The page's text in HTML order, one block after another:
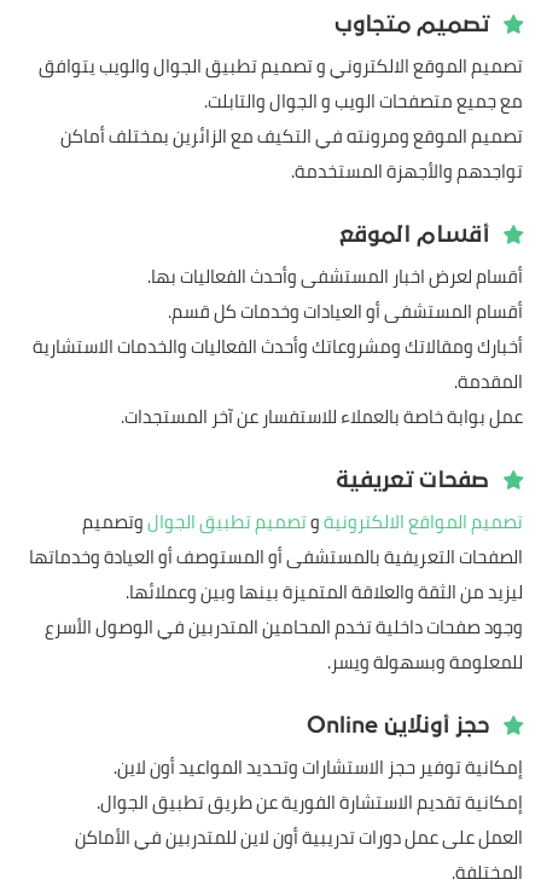
تصميم متجاوب
تصميم الموقع الالكتروني و تصميم تطبيق الجوال والويب يتوافق
مع جميع متصفحات الويب و الجوال والتابلت.
تصميم الموقع ومرونته في التكيف مع الزائرين بمختلف أماكن
تواجدهم والأجهزة المستخدمة.
أقسام الموقع
أقسام لعرض اخبار المستشفى وأحدث الفعاليات بها.
أقسام المستشفى أو العيادات وخدمات كل قسم.
أخبارك ومقالاتك ومشروعاتك وأحدث الفعاليات والخدمات الاستشارية
المقدمة.
عمل بوابة خاصة بالعملاء للاستفسار عن آخر المستجدات.
صفحات تعريفية
تصميم المواقع الالكترونيةوتصميم تطبيق الجوالوتصميم
الصفحات التعريفية بالمستشفى أو المستوصف أو العيادة وخدماتها
ليزيد من الثقة والعلاقة المتميزة بينها وبين وعملائها.
وجود صفحات داخلية تخدم المحامين المتدربين في الوصول الأسرع
للمعلومة وبسهولة ويسر.
حجز أونلاين Online
إمكانية توفير حجز الاستشارات وتحديد المواعيد أون لاين.
إمكانية تقديم الاستشارة الفورية عن طريق تطبيق الجوال.
العمل على عمل دورات تدريبية أون لاين للمتدربين في الأماكن
المختلفة.